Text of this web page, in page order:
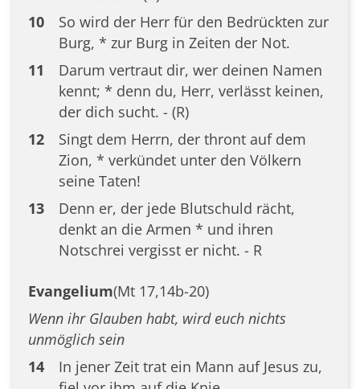
10
So wird der Herr für den Bedrückten zur
Burg, * zur Burg in Zeiten der Not.
11
Darum vertraut dir, wer deinen Namen
kennt; * denn du, Herr, verlässt keinen,
der dich sucht. - (R)
12
Singt dem Herrn, der thront auf dem
Zion, * verkündet unter den Völkern
seine Taten!
13
Denn er, der jede Blutschuld rächt,
denkt an die Armen * und ihren
Notschrei vergisst er nicht. - R
Evangelium(Mt 17,14b-20)
Wenn ihr Glauben habt, wird euch nichts
unmöglich sein
14
In jener Zeit trat ein Mann auf Jesus zu,